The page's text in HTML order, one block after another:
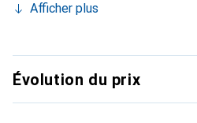
Afficher plus
Évolution du prix